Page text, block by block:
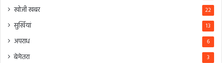
खोजी खबर 22
सुर्खियां 13
अपराध 6
बेमेतरा 3